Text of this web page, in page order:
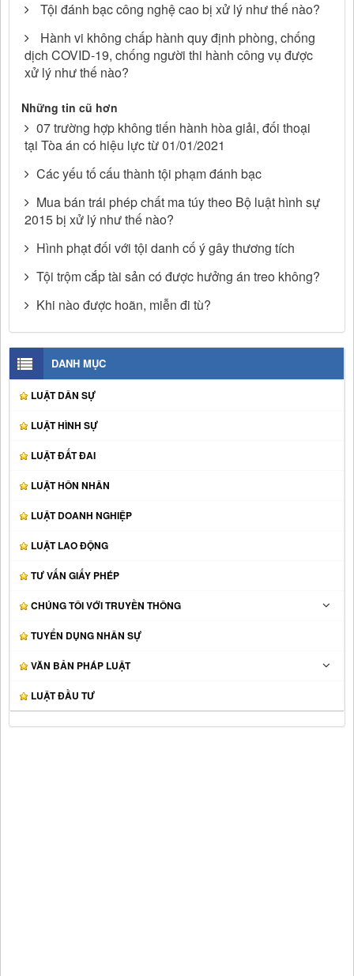
Tội đánh bạc công nghệ cao bị xử lý như thế nào?
Hành vi không chấp hành quy định phòng, chống
dịch COVID-19, chống người thi hành công vụ được
xử lý như thế nào?
Những tin cũ hơn
07 trường hợp không tiến hành hòa giải, đối thoại
tại Tòa án có hiệu lực từ 01/01/2021
Các yếu tố cấu thành tội phạm đánh bạc
Mua bán trái phép chất ma túy theo Bộ luật hình sự
2015 bị xử lý như thế nào?
Hình phạt đối với tội danh cố ý gây thương tích
Tội trộm cắp tài sản có được hưởng án treo không?
Khi nào được hoãn, miễn đi tù?
DANH MỤC
LUẬT DÂN SỰ
LUẬT HÌNH SỰ
LUẬT ĐẤT ĐAI
LUẬT HÔN NHÂN
LUẬT DOANH NGHIỆP
LUẬT LAO ĐỘNG
TƯ VẤN GIẤY PHÉP
CHÚNG TÔI VỚI TRUYỀN THÔNG
TUYỂN DỤNG NHÂN SỰ
VĂN BẢN PHÁP LUẬT
LUẬT ĐẦU TƯ